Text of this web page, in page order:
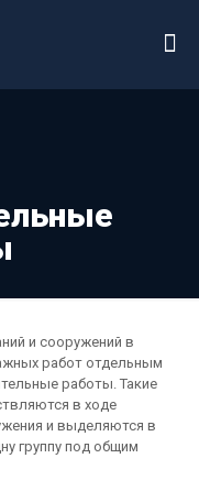
и сооружений в
работ отдельным
работы. Такие
в ходе
и выделяются в
группу под общим